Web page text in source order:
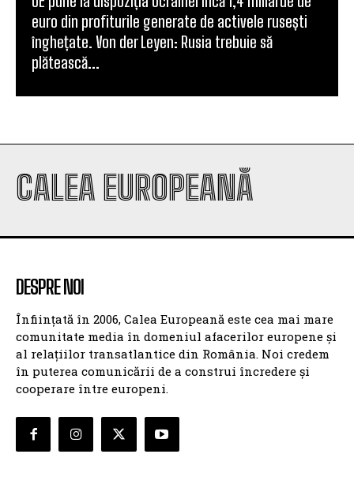
euro din profiturile generate de activele rusești
înghețate. Von der Leyen: Rusia trebuie să
plătească...
CALEA EUROPEANĂ
DESPRE NOI
Înființată în 2006, Calea Europeană este cea mai mare
comunitate media în domeniul afacerilor europene și
al relațiilor transatlantice din România. Noi credem
în puterea comunicării de a construi încredere și
cooperare între europeni.